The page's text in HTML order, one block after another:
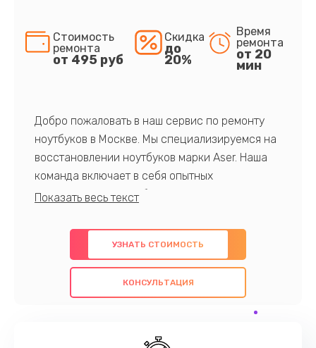
Стоимость
ремонта
от 495 руб
Скидка
до
20%
Время
ремонта
от 20
мин
Добро пожаловать в наш сервис по ремонту
ноутбуков в Москве. Мы специализируемся на
восстановлении ноутбуков марки Aser. Наша
команда включает в себя опытных
профессионалов с обширными знаниями и
предлагаем быстрый и качественный ремонт с
использованием оригинальных компонентов, а
также гарантируем качество всех
проведенных работ. Наша цель - предоставить
наилучшим образом. Не медлите записаться на
УЗНАТЬ СТОИМОСТЬ
КОНСУЛЬТАЦИЯ